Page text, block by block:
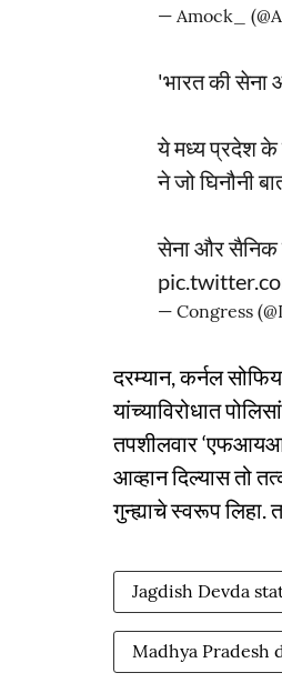
— Amock_
'भारत की सेना
ये मध्य प्रदेश के
ने जो घिनौनी
सेना और सैनिक
— Congress
दरम्यान, कर्नल
यांच्याविरोधात
तपशीलवार
आव्हान दिल्यास तो
गुन्ह्याचे स्वरूप लिहा.
Jagdish Devda
Madhya Pradesh